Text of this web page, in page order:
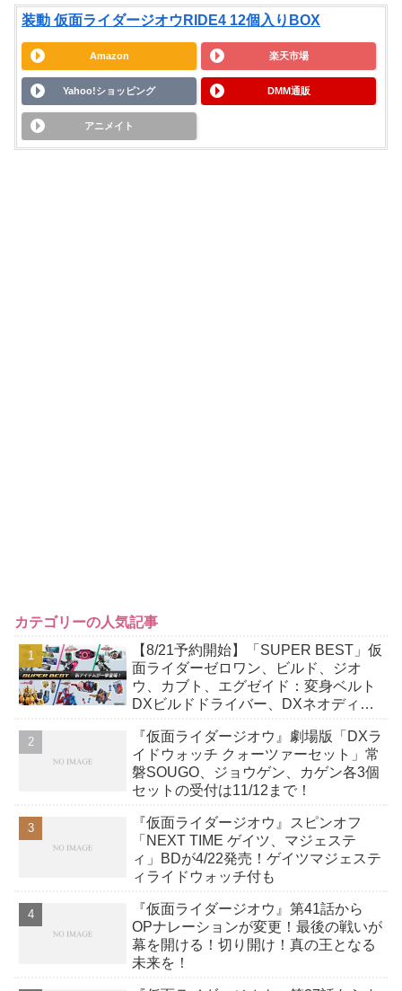
装動 仮面ライダージオウRIDE4 12個入りBOX
Amazon 楽天市場
Yahoo!ショッピング DMM通販
アニメイト
カテゴリーの人気記事
【8/21予約開始】「SUPER BEST」仮
面ライダーゼロワン、ビルド、ジオ
ウ、カブト、エグゼイド：変身ベルト
DXビルドドライバー、DXネオディケ
か12点！
『仮面ライダージオウ』劇場版「DXラ
イドウォッチ クォーツァーセット」常
磐SOUGO、ジョウゲン、カゲン各3個
セットの受付は11/12まで！
『仮面ライダージオウ』スピンオフ
「NEXT TIME ゲイツ、マジェステ
ィ」BDが4/22発売！ゲイツマジェステ
ィライドウォッチ付も
『仮面ライダージオウ』第41話から
OPナレーションが変更！最後の戦いが
幕を開ける！切り開け！真の王となる
未来を！